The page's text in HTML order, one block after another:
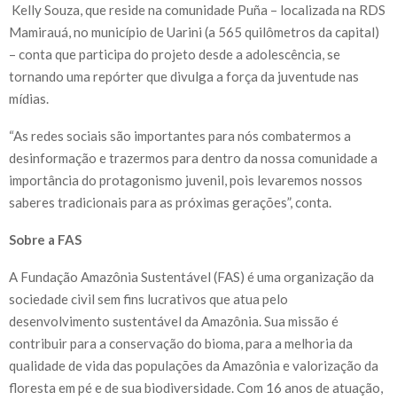
Kelly Souza, que reside na comunidade Puña – localizada na RDS
Mamirauá, no município de Uarini (a 565 quilômetros da capital)
– conta que participa do projeto desde a adolescência, se
tornando uma repórter que divulga a força da juventude nas
mídias.
“As redes sociais são importantes para nós combatermos a
desinformação e trazermos para dentro da nossa comunidade a
importância do protagonismo juvenil, pois levaremos nossos
saberes tradicionais para as próximas gerações”, conta.
Sobre a FAS
A Fundação Amazônia Sustentável (FAS) é uma organização da
sociedade civil sem fins lucrativos que atua pelo
desenvolvimento sustentável da Amazônia. Sua missão é
contribuir para a conservação do bioma, para a melhoria da
qualidade de vida das populações da Amazônia e valorização da
floresta em pé e de sua biodiversidade. Com 16 anos de atuação,